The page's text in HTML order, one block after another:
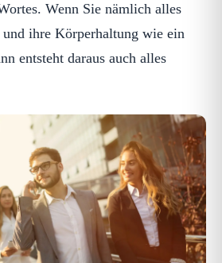
Wenn Sie nämlich alles
ihre Körperhaltung wie ein
entsteht daraus auch alles